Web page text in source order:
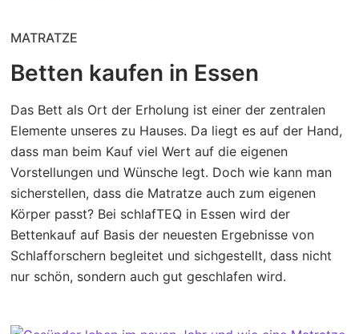
MATRATZE
Betten kaufen in Essen
Das Bett als Ort der Erholung ist einer der zentralen
Elemente unseres zu Hauses. Da liegt es auf der Hand,
dass man beim Kauf viel Wert auf die eigenen
Vorstellungen und Wünsche legt. Doch wie kann man
sicherstellen, dass die Matratze auch zum eigenen
Körper passt? Bei schlafTEQ in Essen wird der
Bettenkauf auf Basis der neuesten Ergebnisse von
Schlafforschern begleitet und sichgestellt, dass nicht
nur schön, sondern auch gut geschlafen wird.